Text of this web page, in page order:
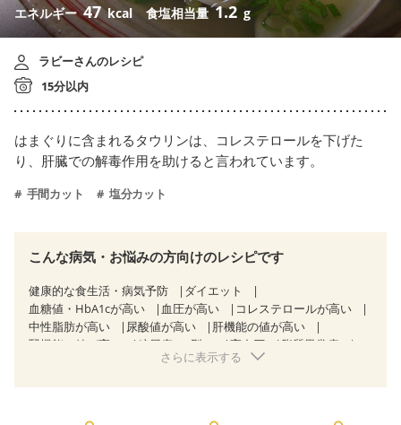
エネルギー47 kcal 食塩相当量1.2 g
ラビーさんのレシピ
15分以内
はまぐりに含まれるタウリンは、コレステロールを下げた
り、肝臓での解毒作用を助けると言われています。
手間カット 塩分カット
こんな病気・お悩みの方向けのレシピです
健康的な食生活・病気予防
ダイエット
血糖値・HbA1cが高い
血圧が高い
コレステロールが高い
中性脂肪が高い
尿酸値が高い
肝機能の値が高い
腎機能の値が高い
糖尿病（2型） 高血圧
脂質異常症
胃炎 胃ポリープ
さらに表示する